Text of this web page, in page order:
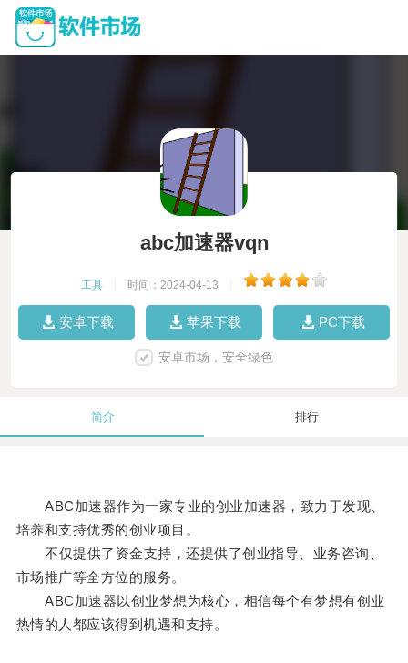
abc加速器vqn
工具 时间：2024-04-13
安卓下载 苹果下载 PC下载
安卓市场，安全绿色
简介 排行
ABC加速器作为一家专业的创业加速器，致力于发现、
培养和支持优秀的创业项目。
不仅提供了资金支持，还提供了创业指导、业务咨询、
市场推广等全方位的服务。
ABC加速器以创业梦想为核心，相信每个有梦想有创业
热情的人都应该得到机遇和支持。